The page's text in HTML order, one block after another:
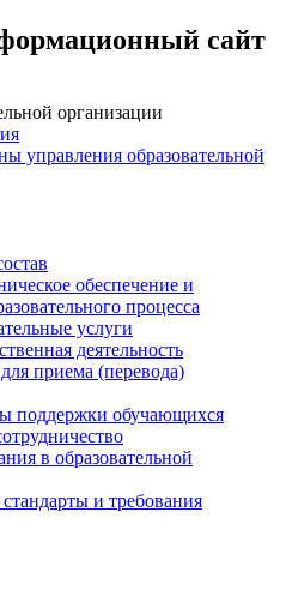
сайт
организации
управления образовательной
обеспечение и
процесса
услуги
деятельность
приема (перевода)
поддержки обучающихся
в образовательной
и требования